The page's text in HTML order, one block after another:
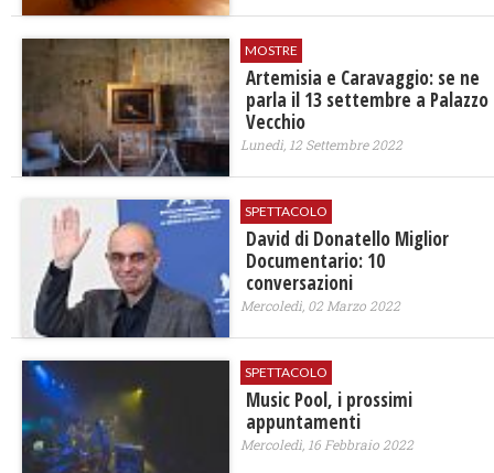
MOSTRE
Artemisia e Caravaggio: se ne
parla il 13 settembre a Palazzo
Vecchio
Lunedì, 12 Settembre 2022
SPETTACOLO
David di Donatello Miglior
Documentario: 10
conversazioni
Mercoledì, 02 Marzo 2022
SPETTACOLO
Music Pool, i prossimi
appuntamenti
Mercoledì, 16 Febbraio 2022